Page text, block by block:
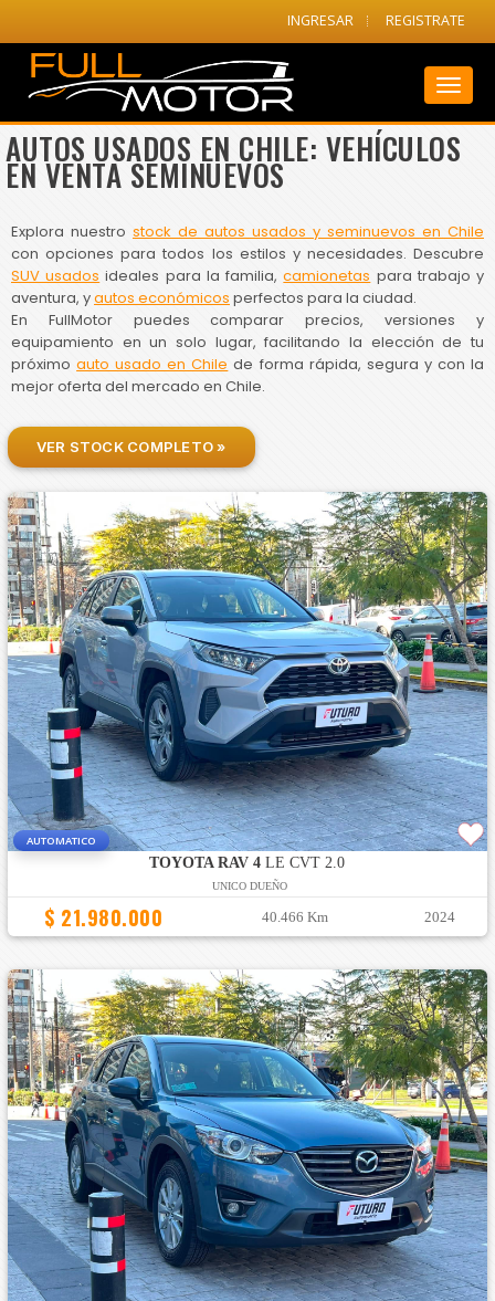
INGRESAR REGISTRATE
AUTOS USADOS EN CHILE: VEHÍCULOS
EN VENTA SEMINUEVOS
Explora nuestro stock de autos usados y seminuevos en Chile
con opciones para todos los estilos y necesidades. Descubre
SUV usados ideales para la familia,camionetas para trabajo y
aventura, yautos económicos perfectos para la ciudad.
En FullMotor puedes comparar precios, versiones y
equipamiento en un solo lugar, facilitando la elección de tu
próximoauto usado en Chile de forma rápida, segura y con la
mejor oferta del mercado en Chile.
VER STOCK COMPLETO »
AUTOMATICO
TOYOTA RAV 4 LE CVT 2.0
UNICO DUEÑO
$ 21.980.000 40.466 Km 2024